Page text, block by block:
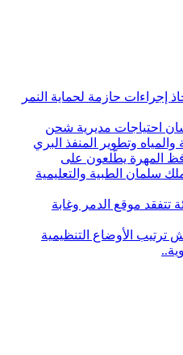
إجراءات حازمة لحماية النمر
احتياجات مديرية شحن
وتطوير المنفذ البري
المهرة يطّلعون على
سلمان الطبية والتعليمية
تتفقد موقع الدمر وغابة
ترتيب الأوضاع التنظيمية